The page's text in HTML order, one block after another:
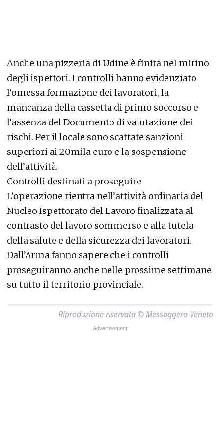
Anche una pizzeria di Udine è finita nel mirino
degli ispettori. I controlli hanno evidenziato
l’omessa formazione dei lavoratori, la
mancanza della cassetta di primo soccorso e
l’assenza del Documento di valutazione dei
rischi. Per il locale sono scattate sanzioni
superiori ai 20mila euro e la sospensione
dell’attività.
Controlli destinati a proseguire
L’operazione rientra nell’attività ordinaria del
Nucleo Ispettorato del Lavoro finalizzata al
contrasto del lavoro sommerso e alla tutela
della salute e della sicurezza dei lavoratori.
Dall’Arma fanno sapere che i controlli
proseguiranno anche nelle prossime settimane
su tutto il territorio provinciale.
Riproduzione riservata © Messaggero Veneto